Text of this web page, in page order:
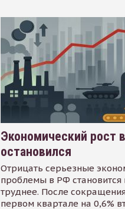
Экономический рост
остановился
Отрицать серьезные
проблемы в РФ становится
труднее. После
первом квартале на 0,6%